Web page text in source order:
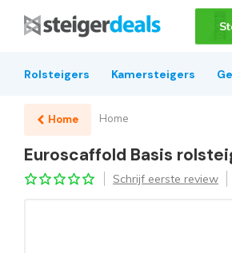
Rolsteigers Kamersteigers
Home Home
Euroscaffold Basis
Schrijf eerste review